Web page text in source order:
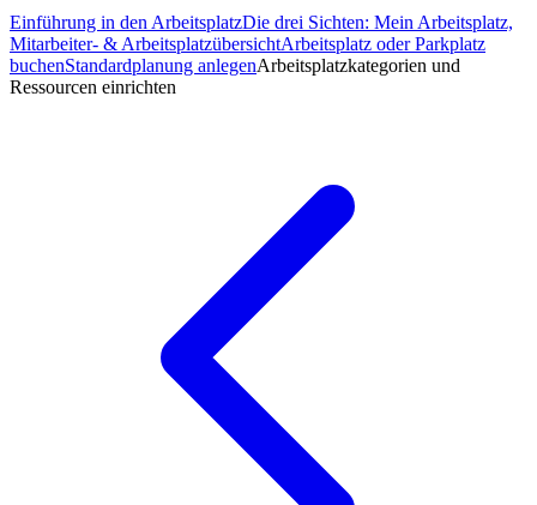
Einführung in den ArbeitsplatzDie drei Sichten: Mein Arbeitsplatz,
Mitarbeiter- & ArbeitsplatzübersichtArbeitsplatz oder Parkplatz
buchenStandardplanung anlegenArbeitsplatzkategorien und
Ressourcen einrichten